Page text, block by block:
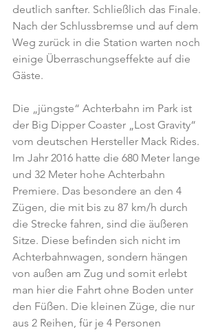
deutlich sanfter. Schließlich das Finale.
Nach der Schlussbremse und auf dem
Weg zurück in die Station warten noch
einige Überraschungseffekte auf die
Gäste.
Die „jüngste“ Achterbahn im Park ist
der Big Dipper Coaster „Lost Gravity“
vom deutschen Hersteller Mack Rides.
Im Jahr 2016 hatte die 680 Meter lange
und 32 Meter hohe Achterbahn
Premiere. Das besondere an den 4
Zügen, die mit bis zu 87 km/h durch
die Strecke fahren, sind die äußeren
Sitze. Diese befinden sich nicht im
Achterbahnwagen, sondern hängen
von außen am Zug und somit erlebt
man hier die Fahrt ohne Boden unter
den Füßen. Die kleinen Züge, die nur
aus 2 Reihen, für je 4 Personen